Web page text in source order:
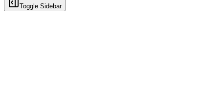
Toggle Sidebar